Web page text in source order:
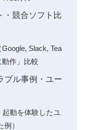
・競合ソフト比
Slack, Tea
作」比較
ブル事例・ユー
動を体験したユ
）